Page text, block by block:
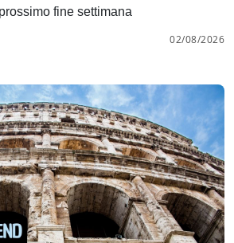
fine settimana
02/08/2026